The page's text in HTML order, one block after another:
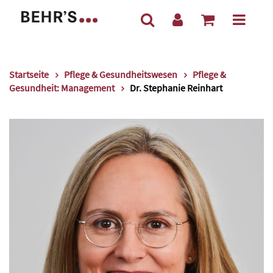
Startseite Pflege & Gesundheitswesen
Pflege &
Gesundheit: Management
Dr. Stephanie Reinhart